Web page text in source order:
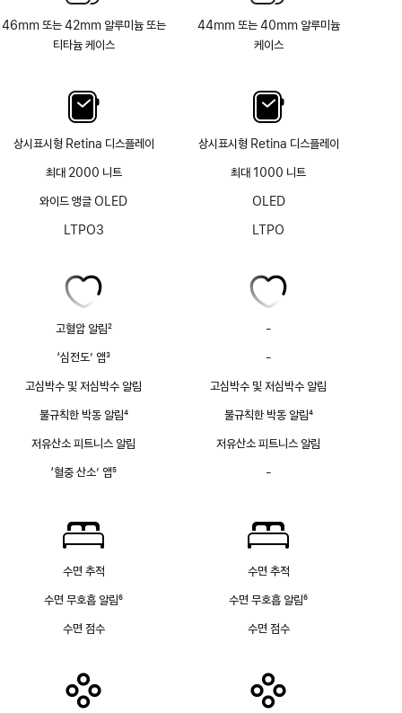
46mm 또는 42mm 알루미늄 또는
티타늄 케이스
상시표시형 Retina 디스플레이
최대 2000 니트
와이드 앵글 OLED
LTPO3
고혈압 알림
각주
2
‘심전도’ 앱3
고심박수 및 저심박수 알림
불규칙한 박동 알림4
저유산소 피트니스 알림
‘혈중 산소’ 앱5
수면 추적
수면 무호흡 알림6
수면 점수
44mm 또는 40mm 알루미늄
케이스
상시표시형 Retina 디스플레이
최대 1000 니트
OLED
LTPO
-
-
고심박수 및 저심박수 알림
불규칙한 박동 알림4
저유산소 피트니스 알림
-
없음
수면 추적
수면 무호흡 알림6
수면 점수